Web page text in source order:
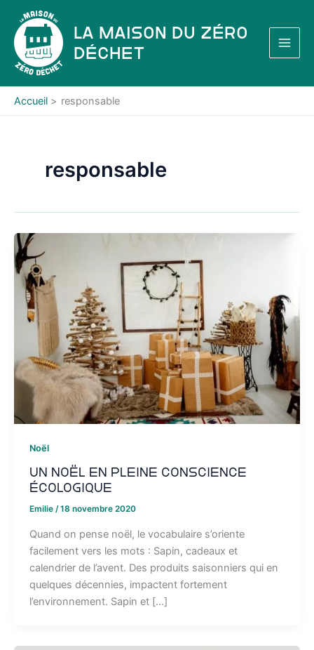
contenu
La Maison du Zéro
Déchet
Accueil responsable
responsable
Noël
Un Noël en pleine conscience
écologique
Emilie /18 novembre 2020
Quand on pense noël, le vocabulaire s’oriente
facilement vers les mots : Sapin, cadeaux et
calendrier de l’avent. Des produits saisonniers qui en
quelques décennies, impactent fortement
l’environnement. Sapin et […]